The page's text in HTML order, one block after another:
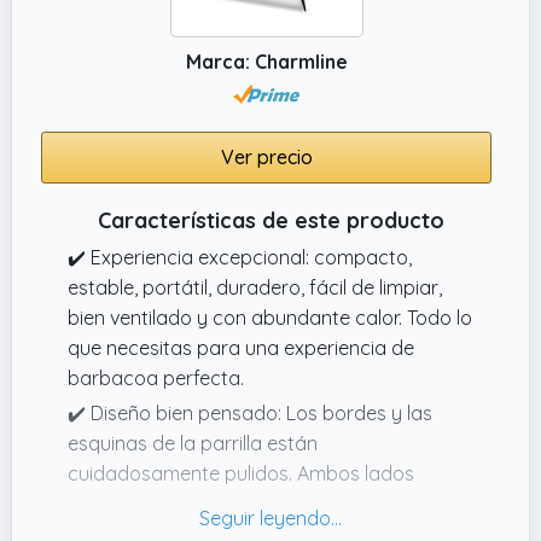
Marca: Charmline
Ver precio
Características de este producto
✔️ Experiencia excepcional: compacto,
estable, portátil, duradero, fácil de limpiar,
bien ventilado y con abundante calor. Todo lo
que necesitas para una experiencia de
barbacoa perfecta.
✔️ Diseño bien pensado: Los bordes y las
esquinas de la parrilla están
cuidadosamente pulidos. Ambos lados
de barbacoa y salsas.